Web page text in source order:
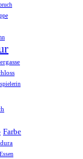
Farbe
Essen